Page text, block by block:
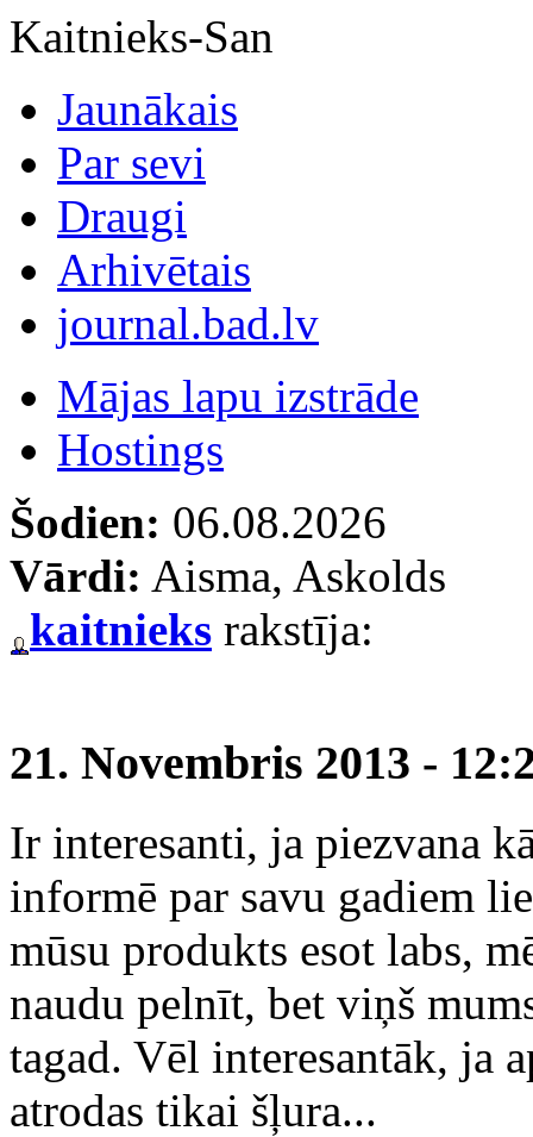
Kaitnieks-San
Jaunākais
Par sevi
Draugi
Arhivētais
journal.bad.lv
Mājas lapu izstrāde
Hostings
Šodien: 06.08.2026
Vārdi: Aisma, Askolds
kaitnieks rakstīja:
21. Novembris 2013 -
Ir interesanti, ja piezvana
informē par savu gadiem
mūsu produkts esot labs,
naudu pelnīt, bet viņš
tagad. Vēl interesantāk, ja
atrodas tikai šļura...